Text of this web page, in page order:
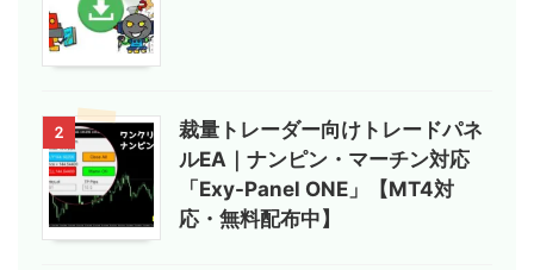
2
裁量トレーダー向けトレードパネ
ルEA｜ナンピン・マーチン対応
「Exy-Panel ONE」【MT4対
応・無料配布中】